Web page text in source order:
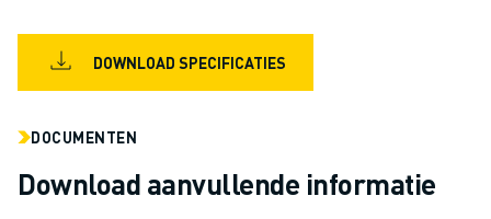
FANUC IN EUROPA
ONZE LOCATIES
DUURZAAMHEID
SHAPE YOUR FUTURE WITH FANUC
JOIN US » JOB PORTAAL
CONTACT
DOWNLOAD SPECIFICATIES
DOCUMENTEN
Download aanvullende informatie